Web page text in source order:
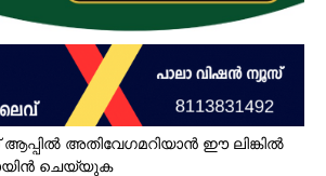
അതിവേഗമറിയാൻ ഈ ലിങ്കിൽ
ചെയ്യുക